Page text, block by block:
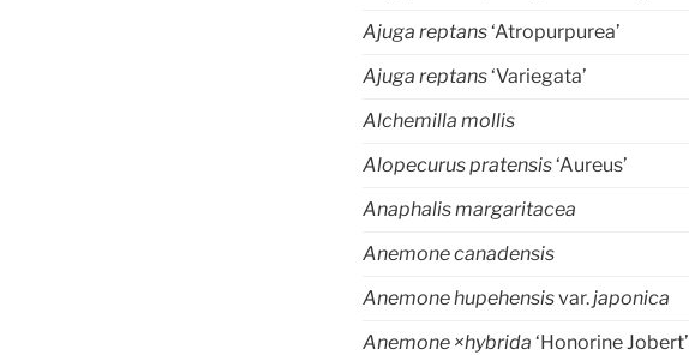
Ajuga reptans‘Atropurpurea’
Ajuga reptans‘Variegata’
Alchemilla mollis
Alopecurus pratensis‘Aureus’
Anaphalis margaritacea
Anemone canadensis
Anemone hupehensisvar.japonica
Anemone ×hybrida ‘Honorine Jobert’